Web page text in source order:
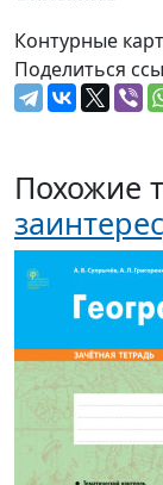
Контурные
Поделиться
Похожие